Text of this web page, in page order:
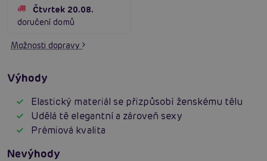
Čtvrtek 20.08.
doručení domů
Možnosti dopravy
Výhody
Elastický materiál se přizpůsobí ženskému tělu
Udělá tě elegantní a zároveň sexy
Prémiová kvalita
Nevýhody